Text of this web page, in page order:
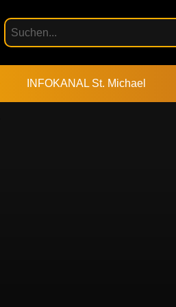
INFOKANAL St. Michael